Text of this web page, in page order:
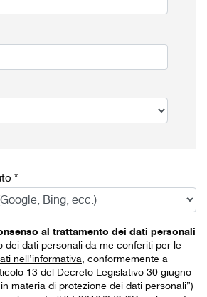
*
al trattamento dei dati personali
dei dati personali da me conferiti per le
nell’informativa, conformemente a
13 del Decreto Legislativo 30 giugno
materia di protezione dei dati personali”)